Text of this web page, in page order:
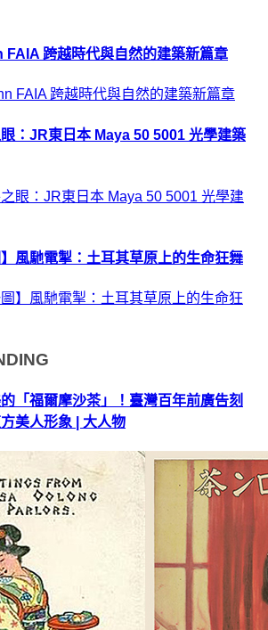
跨越時代與自然的建築新篇章
：JR東日本 Maya 50 5001 光學建築
】風馳電掣：土耳其草原上的生命狂舞
「福爾摩沙茶」！臺灣百年前廣告刻
美人形象 | 大人物